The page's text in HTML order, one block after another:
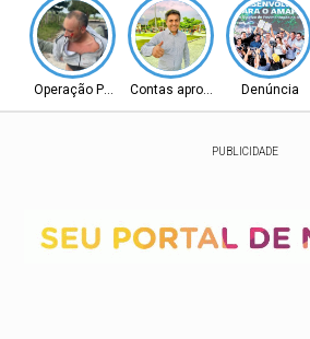
Operação PolicialContas aprovadas Denúncia
PUBLICIDADE